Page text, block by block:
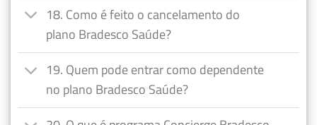
18. Como é feito o cancelamento do
plano Bradesco Saúde?
19. Quem pode entrar como dependente
no plano Bradesco Saúde?